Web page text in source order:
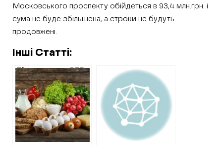
Московського проспекту обійдеться в 93,4 млн.грн. і
сума не буде збільшена, а строки не будуть
продовжені.
Інші Статті:
Пісочинська ОТГ
закуповує
продукти
харчування по
завищеним цінам